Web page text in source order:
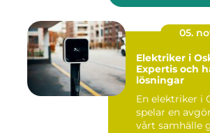
05.
Elektriker i
Expertis och
lösningar
En elektriker i
spelar en
vårt samhälle